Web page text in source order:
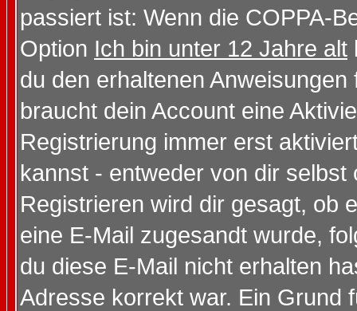
passiert ist: Wenn die COPPA-
Option Ich bin unter 12 Jahre alt
du den erhaltenen
braucht dein Account eine
Registrierung immer erst
kannst - entweder von dir selbst
Registrieren wird dir gesagt, ob
eine E-Mail zugesandt wurde,
du diese E-Mail nicht erhalten
Adresse korrekt war. Ein Grund